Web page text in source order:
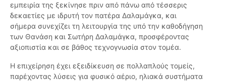
εμπειρία της ξεκίνησε πριν από πάνω από τέσσερις
δεκαετίες με ιδρυτή τον πατέρα Δαλαμάγκα, και
σήμερα συνεχίζει τη λειτουργία της υπό την καθοδήγηση
των Θανάση και Σωτήρη Δαλαμάγκα, προσφέροντας
αξιοπιστία και σε βάθος τεχνογνωσία στον τομέα.
Η επιχείρηση έχει εξειδίκευση σε πολλαπλούς τομείς,
παρέχοντας λύσεις για φυσικό αέριο, ηλιακά συστήματα